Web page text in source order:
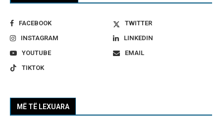
FACEBOOK
TWITTER
INSTAGRAM
LINKEDIN
YOUTUBE
EMAIL
TIKTOK
MË TË LEXUARA